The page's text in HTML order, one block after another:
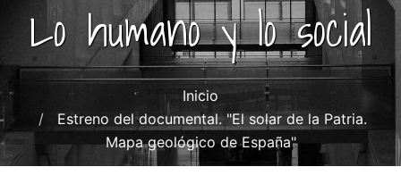
Lo humano y lo social
Inicio
Estreno del documental. "El solar de la Patria.
Mapa geológico de España"